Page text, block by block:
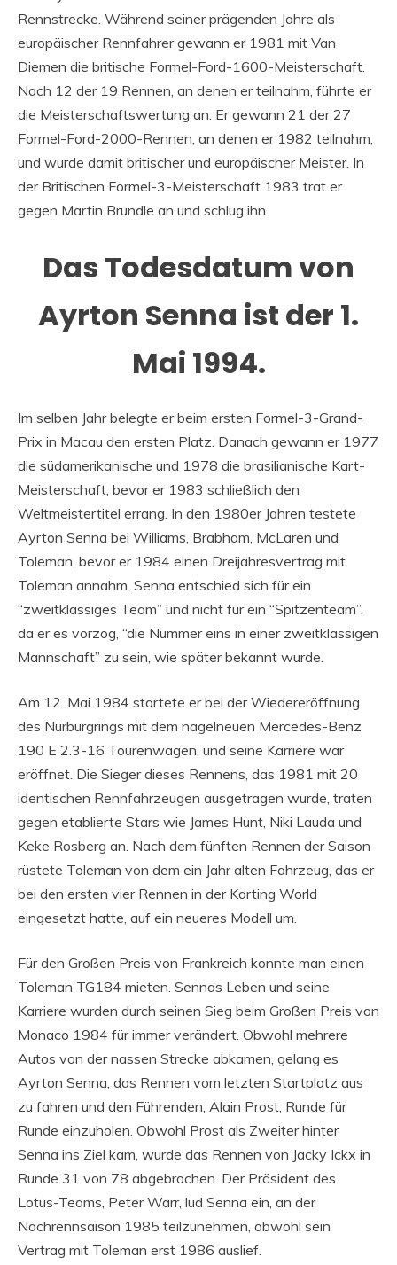
Rennstrecke. Während seiner prägenden Jahre als
europäischer Rennfahrer gewann er 1981 mit Van
Diemen die britische Formel-Ford-1600-Meisterschaft.
Nach 12 der 19 Rennen, an denen er teilnahm, führte er
die Meisterschaftswertung an. Er gewann 21 der 27
Formel-Ford-2000-Rennen, an denen er 1982 teilnahm,
und wurde damit britischer und europäischer Meister. In
der Britischen Formel-3-Meisterschaft 1983 trat er
gegen Martin Brundle an und schlug ihn.
Das Todesdatum von
Ayrton Senna ist der 1.
Mai 1994.
Im selben Jahr belegte er beim ersten Formel-3-Grand-
Prix in Macau den ersten Platz. Danach gewann er 1977
die südamerikanische und 1978 die brasilianische Kart-
Meisterschaft, bevor er 1983 schließlich den
Weltmeistertitel errang. In den 1980er Jahren testete
Ayrton Senna bei Williams, Brabham, McLaren und
Toleman, bevor er 1984 einen Dreijahresvertrag mit
Toleman annahm. Senna entschied sich für ein
“zweitklassiges Team” und nicht für ein “Spitzenteam”,
da er es vorzog, “die Nummer eins in einer zweitklassigen
Mannschaft” zu sein, wie später bekannt wurde.
Am 12. Mai 1984 startete er bei der Wiedereröffnung
des Nürburgrings mit dem nagelneuen Mercedes-Benz
190 E 2.3-16 Tourenwagen, und seine Karriere war
eröffnet. Die Sieger dieses Rennens, das 1981 mit 20
identischen Rennfahrzeugen ausgetragen wurde, traten
gegen etablierte Stars wie James Hunt, Niki Lauda und
Keke Rosberg an. Nach dem fünften Rennen der Saison
rüstete Toleman von dem ein Jahr alten Fahrzeug, das er
bei den ersten vier Rennen in der Karting World
eingesetzt hatte, auf ein neueres Modell um.
Für den Großen Preis von Frankreich konnte man einen
Toleman TG184 mieten. Sennas Leben und seine
Karriere wurden durch seinen Sieg beim Großen Preis von
Monaco 1984 für immer verändert. Obwohl mehrere
Autos von der nassen Strecke abkamen, gelang es
Ayrton Senna, das Rennen vom letzten Startplatz aus
zu fahren und den Führenden, Alain Prost, Runde für
Runde einzuholen. Obwohl Prost als Zweiter hinter
Senna ins Ziel kam, wurde das Rennen von Jacky Ickx in
Runde 31 von 78 abgebrochen. Der Präsident des
Lotus-Teams, Peter Warr, lud Senna ein, an der
Nachrennsaison 1985 teilzunehmen, obwohl sein
Vertrag mit Toleman erst 1986 auslief.